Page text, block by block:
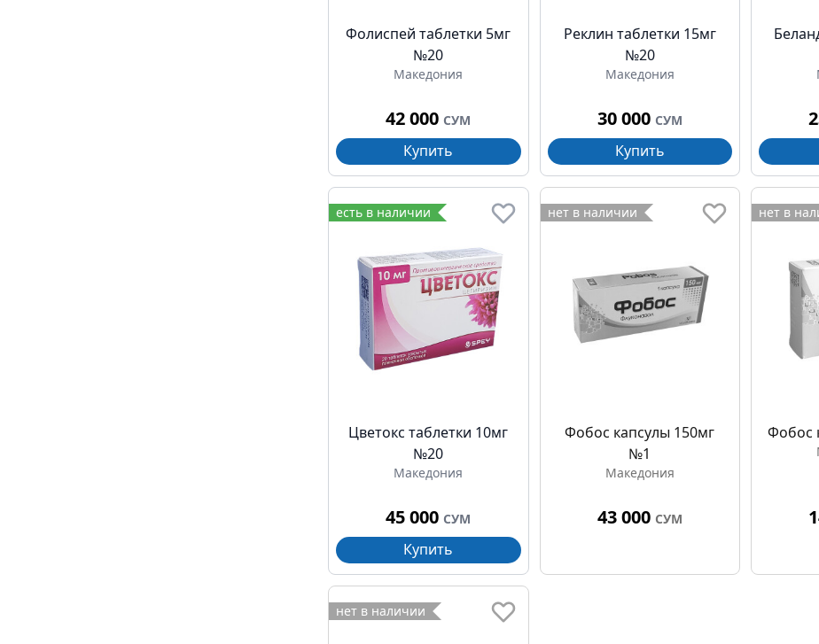
Фолиспей таблетки 5мг
№20
Македония
42 000 СУМ
Купить
Реклин таблетки 15мг
№20
Македония
30 000 СУМ
Купить
есть в наличии
Цветокс таблетки 10мг
№20
Македония
45 000 СУМ
Купить
нет в наличии
Фобос капсулы 150мг
№1
Македония
43 000 СУМ
нет в
Фобос
нет в наличии